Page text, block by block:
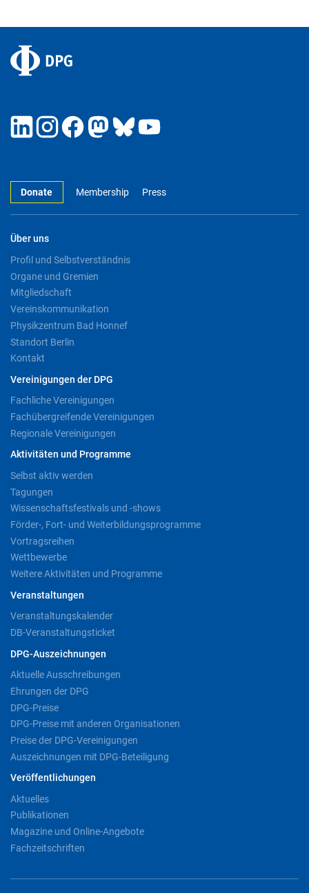
Donate Membership Press
Über uns
Profil und Selbstverständnis
Organe und Gremien
Mitgliedschaft
Vereinskommunikation
Physikzentrum Bad Honnef
Standort Berlin
Kontakt
Vereinigungen der DPG
Fachliche Vereinigungen
Fachübergreifende Vereinigungen
Regionale Vereinigungen
Aktivitäten und Programme
Selbst aktiv werden
Tagungen
Wissenschaftsfestivals und -shows
Förder-, Fort- und Weiterbildungsprogramme
Vortragsreihen
Wettbewerbe
Weitere Aktivitäten und Programme
Veranstaltungen
Veranstaltungskalender
DB-Veranstaltungsticket
DPG-Auszeichnungen
Aktuelle Ausschreibungen
Ehrungen der DPG
DPG-Preise
DPG-Preise mit anderen Organisationen
Preise der DPG-Vereinigungen
Auszeichnungen mit DPG-Beteiligung
Veröffentlichungen
Aktuelles
Publikationen
Magazine und Online-Angebote
Fachzeitschriften